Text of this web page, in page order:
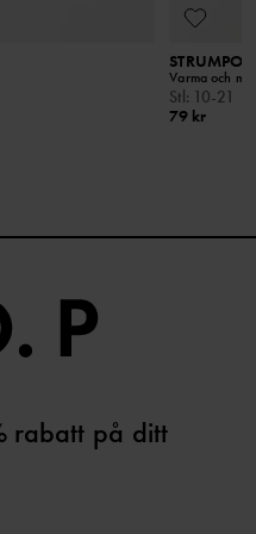
Varma och
Stl: 10-21
79 kr
rabatt på ditt